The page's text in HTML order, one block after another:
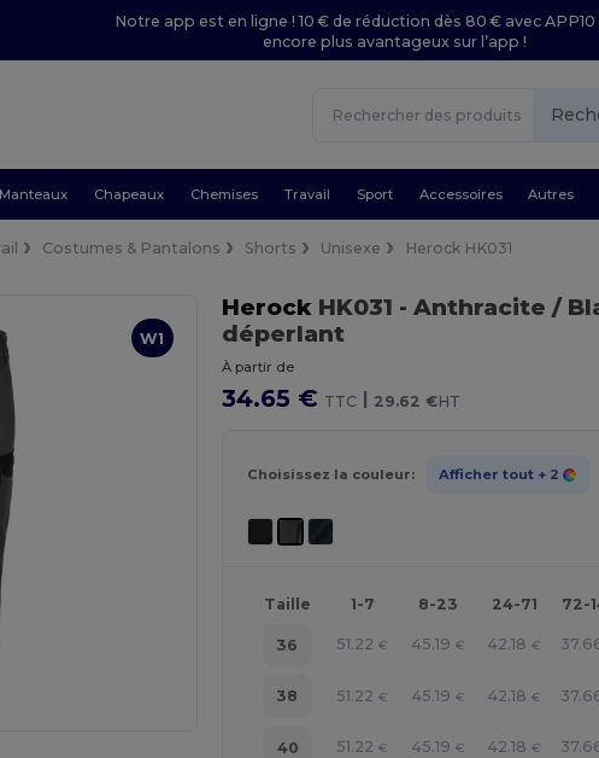
Notre app est en ligne ! 10 € de réduction dès 80 € avec APP10
encore plus avantageux sur l’app !
Manteaux Chapeaux Chemises Travail Sport Accessoires Autres
Costumes & Pantalons Shorts Unisexe Herock HK031
W1
HerockHK031 - Anthracite /
déperlant
À partir de
34.65 € TTC | 29.62 €HT
Choisissez la couleur: Afficher tout + 2
Taille 1-7 8-23 24-71 72-
36 51.22 € 45.19 € 42.18 €
38 51.22 € 45.19 € 42.18 €
40 51.22 € 45.19 € 42.18 €